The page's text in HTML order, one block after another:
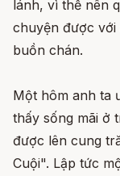
lánh, vì thế nên
chuyện được với
buồn chán.
Một hôm anh ta
thấy sống mãi ở
được lên cung
Cuội". Lập tức